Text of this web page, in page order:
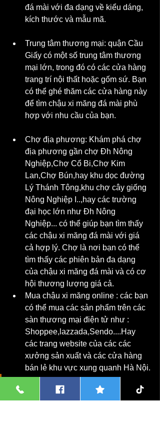
đá mài với đa dạng về kiểu dáng,
kích thước và mẫu mã.
Trung tâm thương mại: quận Cầu
Giấy có một số trung tâm thương
mại lớn, trong đó có các cửa hàng
trang trí nội thất hoặc gốm sứ. Bạn
có thể ghé thăm các cửa hàng này
để tìm chậu xi măng đá mài phù
hợp với nhu cầu của bạn.
Chợ địa phương: Khám phá chợ
địa phương gần chợ Đh Nông
Nghiệp,Chợ Cổ Bi,Chợ Kim
Lan,Chợ Bún,hay khu dọc đường
Lý Thánh Tông,khu chợ cây giống
Nông Nghiệp I..,hay các trường
đại học lớn như Đh Nông
Nghiệp... có thể giúp bạn tìm thấy
các chậu xi măng đá mài với giá
cả hợp lý. Chợ là nơi bạn có thể
tìm thấy các phiên bản đa dạng
của chậu xi măng đá mài và có cơ
hội thương lượng giá cả.
Mua chậu xi măng online : các bạn
có thể mua các sản phẩm trên các
sàn thương mại điện tử như :
Shoppee,lazzada,Sendo....Hay
các trang website của các các
xưởng sản xuất và các cửa hàng
bán lẻ khu vực xung quanh Hà Nội.
chậu xi măng đá mài
tại đây